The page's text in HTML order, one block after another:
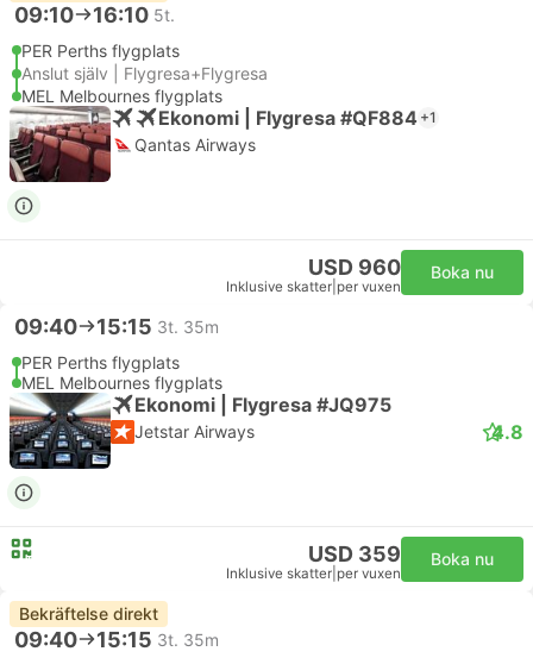
09:10 16:10 5t.
PER Perths flygplats
Anslut själv | Flygresa+Flygresa
MEL Melbournes flygplats
Ekonomi | Flygresa #QF884 +1
Qantas Airways
USD 960
Inklusive skatter per vuxen
Boka nu
09:40 15:15 3t. 35m
PER Perths flygplats
MEL Melbournes flygplats
Ekonomi | Flygresa #JQ975
Jetstar Airways 4.8
USD 359
Inklusive skatter per vuxen
Boka nu
Bekräftelse direkt
09:40 15:15 3t. 35m